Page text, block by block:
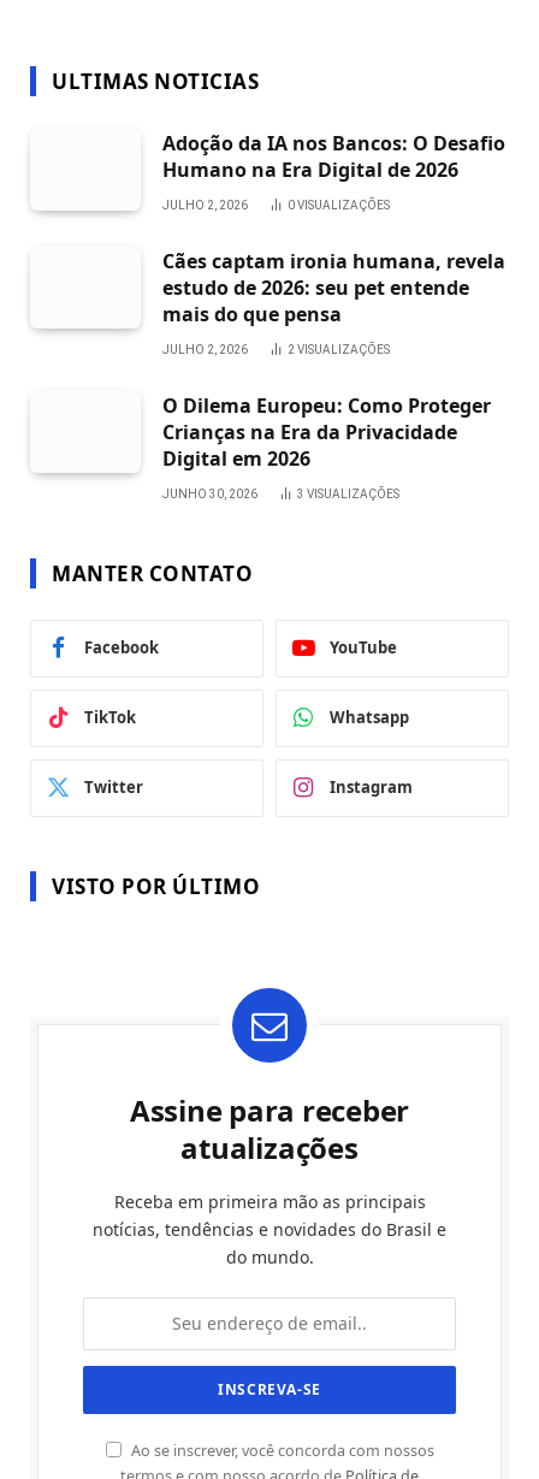
ULTIMAS NOTICIAS
Adoção da IA nos Bancos: O Desafio
Humano na Era Digital de 2026
JULHO 2, 2026 0VISUALIZAÇÕES
Cães captam ironia humana, revela
estudo de 2026: seu pet entende
mais do que pensa
JULHO 2, 2026 2 VISUALIZAÇÕES
O Dilema Europeu: Como Proteger
Crianças na Era da Privacidade
Digital em 2026
JUNHO 30, 2026 3 VISUALIZAÇÕES
MANTER CONTATO
Facebook YouTube
TikTok Whatsapp
Twitter Instagram
VISTO POR ÚLTIMO
Assine para receber
atualizações
Receba em primeira mão as principais
notícias, tendências e novidades do Brasil e
do mundo.
Ao se inscrever, você concorda com nossos